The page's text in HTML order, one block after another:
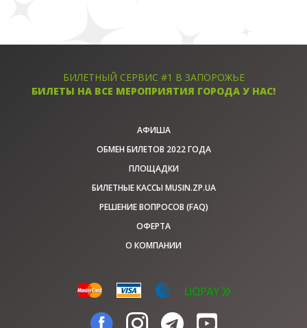
БИЛЕТНЫЙ СЕРВИС #1 В ЗАПОРОЖЬЕ
БИЛЕТЫ НА ВСЕ МЕРОПРИЯТИЯ ГОРОДА У НАС!
АФИША
ОБМЕН БИЛЕТОВ 2022 ГОДА
ПЛОЩАДКИ
БИЛЕТНЫЕ КАССЫ MUSIN.ZP.UA
РЕШЕНИЕ ВОПРОСОВ (FAQ)
ОФЕРТА
О КОМПАНИИ